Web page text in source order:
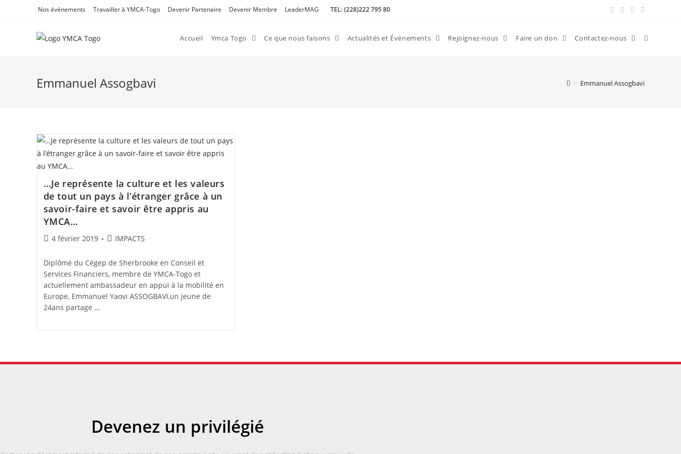
Nos événements Travailler à YMCA-Togo Devenir Partenaire Devenir Membre LeaderMAG TEL: (228)222 795 80
Accueil Ymca Togo Ce que nous faisons Actualités et Événements Rejoignez-nous Faire un don Contactez-nous
Emmanuel Assogbavi > Emmanuel Assogbavi
…Je représente la culture et les valeurs
de tout un pays à l’étranger grâce à un
savoir-faire et savoir être appris au
YMCA…
Post4 février 2019
PostIMPACTS
Diplômé du Cégep de Sherbrooke en Conseil et
Services Financiers, membre de YMCA-Togo et
actuellement ambassadeur en appui à la mobilité en
Europe, Emmanuel Yaovi ASSOGBAVI,un jeune de
24ans partage …
Devenez un privilégié